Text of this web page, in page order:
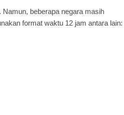
beberapa negara masih
format waktu 12 jam antara lain: